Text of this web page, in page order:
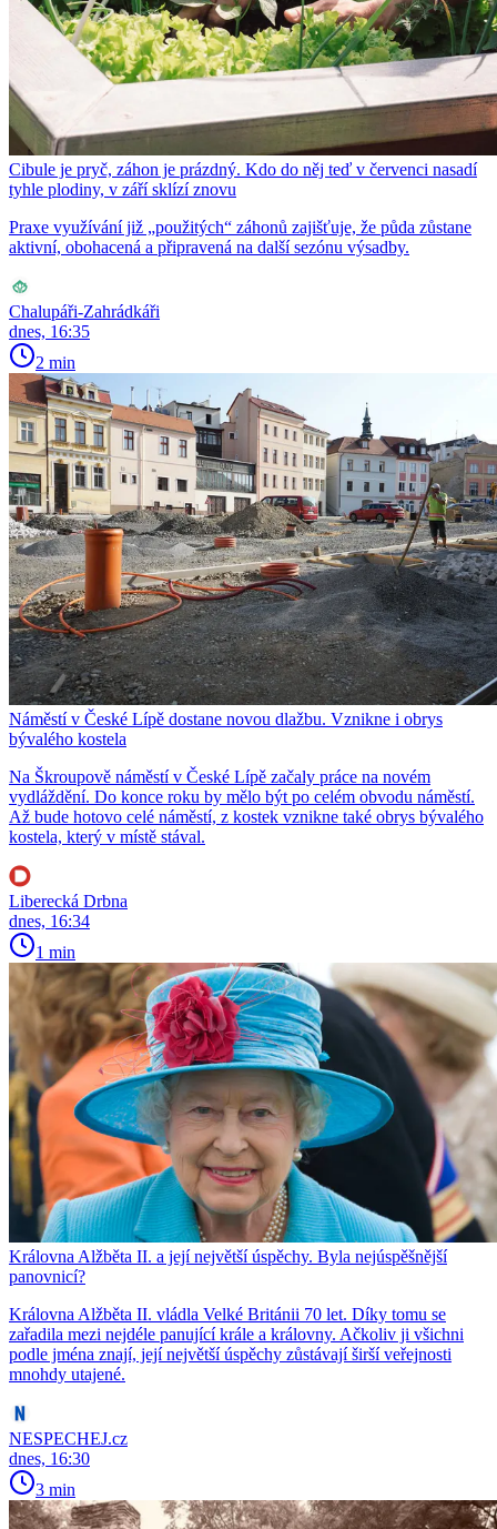
Cibule je pryč, záhon je prázdný. Kdo do něj teď v červenci nasadí
tyhle plodiny, v září sklízí znovu
Praxe využívání již „použitých“ záhonů zajišťuje, že půda zůstane
aktivní, obohacená a připravená na další sezónu výsadby.
Chalupáři-Zahrádkáři
dnes, 16:35
2 min
Náměstí v České Lípě dostane novou dlažbu. Vznikne i obrys
bývalého kostela
Na Škroupově náměstí v České Lípě začaly práce na novém
vydláždění. Do konce roku by mělo být po celém obvodu náměstí.
Až bude hotovo celé náměstí, z kostek vznikne také obrys bývalého
kostela, který v místě stával.
Liberecká Drbna
dnes, 16:34
1 min
Královna Alžběta II. a její největší úspěchy. Byla nejúspěšnější
panovnicí?
Královna Alžběta II. vládla Velké Británii 70 let. Díky tomu se
zařadila mezi nejdéle panující krále a královny. Ačkoliv ji všichni
podle jména znají, její největší úspěchy zůstávají širší veřejnosti
mnohdy utajené.
NESPECHEJ.cz
dnes, 16:30
3 min